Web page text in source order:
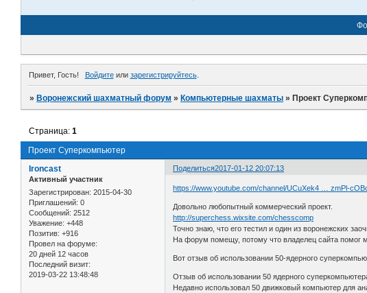
Привет, Гость! Войдитеили зарегистрируйтесь.
»Воронежский шахматный форум »Компьютерные шахматы »Проект
Проект Суперкомпьютер
Страница:1
Поделиться2017-01-12 20:07:13
Ironcast
Активный участник
Зарегистрирован: 2015-04-30
Приглашений: 0
Сообщений: 2512
Уважение: +448
Позитив: +916
Провел на форуме:
20 дней 12 часов
Последний визит:
2019-03-22 13:48:48
https://www.youtube.com/channel/UCuXek4 … zmPl-
Довольно любопытный коммерческий проект.
http://superchess.wixsite.com/chesscomp
Точно знаю, что его тестил и один из воронежских
На форум помещу, потому что владелец сайта помог
Вот отзыв об использовании 50-ядерного
Отзыв об использовании 50 ядерного
Недавно использовал 50 движковый компьютер для